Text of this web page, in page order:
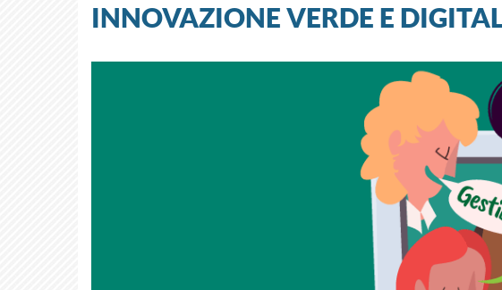
INNOVAZIONE VERDE E